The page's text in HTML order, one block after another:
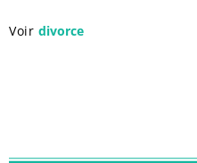
Voir divorce